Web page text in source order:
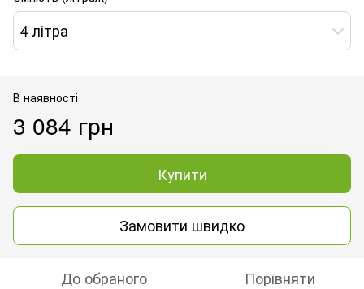
4 літра
В наявності
3 084 грн
Купити
Замовити швидко
До обраного Порівняти